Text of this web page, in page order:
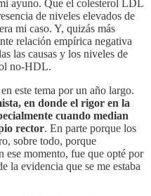
ayuno. Que el colesterol LDL
de niveles elevados de
mi caso. Y, quizás más
relación empírica negativa
las causas y los niveles de
no-HDL.
en este tema por un año largo.
en donde el rigor en la
cuando median
rector. En parte porque los
sobre todo, porque
ese momento, fue que opté por
la evidencia que se me estaba